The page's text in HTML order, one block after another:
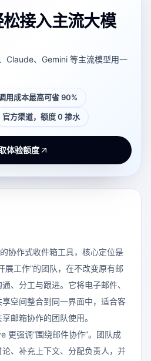
接入主流大模
Claude、Gemini 等主流模型用一
用成本最高可省 90%
官方渠道，额度 0 掺水
体验额度
协作式收件箱工具，核心定位是
展工作”的团队，在不改变原有邮
、分工与跟进。它将电子邮件、
空间整合到同一界面中，适合客
邮箱协作的团队使用。
更强调“围绕邮件协作”。团队成
、补充上下文、分配负责人，并